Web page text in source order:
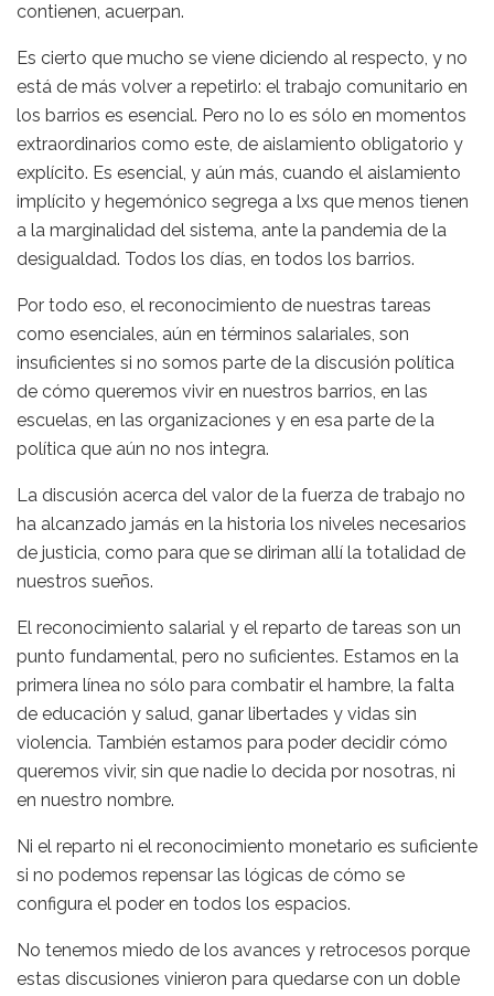
contienen, acuerpan.
Es cierto que mucho se viene diciendo al respecto, y no
está de más volver a repetirlo: el trabajo comunitario en
los barrios es esencial. Pero no lo es sólo en momentos
extraordinarios como este, de aislamiento obligatorio y
explícito. Es esencial, y aún más, cuando el aislamiento
implícito y hegemónico segrega a lxs que menos tienen
a la marginalidad del sistema, ante la pandemia de la
desigualdad. Todos los días, en todos los barrios.
Por todo eso, el reconocimiento de nuestras tareas
como esenciales, aún en términos salariales, son
insuficientes si no somos parte de la discusión política
de cómo queremos vivir en nuestros barrios, en las
escuelas, en las organizaciones y en esa parte de la
política que aún no nos integra.
La discusión acerca del valor de la fuerza de trabajo no
ha alcanzado jamás en la historia los niveles necesarios
de justicia, como para que se diriman allí la totalidad de
nuestros sueños.
El reconocimiento salarial y el reparto de tareas son un
punto fundamental, pero no suficientes. Estamos en la
primera línea no sólo para combatir el hambre, la falta
de educación y salud, ganar libertades y vidas sin
violencia. También estamos para poder decidir cómo
queremos vivir, sin que nadie lo decida por nosotras, ni
en nuestro nombre.
Ni el reparto ni el reconocimiento monetario es suficiente
si no podemos repensar las lógicas de cómo se
configura el poder en todos los espacios.
No tenemos miedo de los avances y retrocesos porque
estas discusiones vinieron para quedarse con un doble